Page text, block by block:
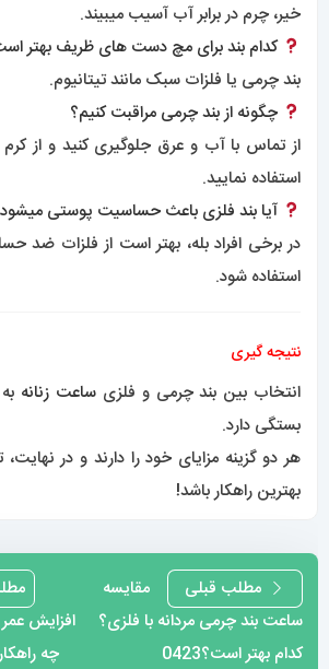
خیر، چرم در برابر آب آسیب میبیند.
کدام بند برای مچ دست های ظریف بهتر
بند چرمی یا فلزات سبک مانند تیتانیوم.
چگونه از بند چرمی مراقبت کنیم؟
از تماس با آب و عرق جلوگیری کنید و از
استفاده نمایید.
آیا بند فلزی باعث حساسیت پوستی
در برخی افراد بله، بهتر است از فلزات ضد
استفاده شود.
نتیجه گیری
انتخاب بین بند چرمی و فلزی ساعت زنانه
بستگی دارد.
هر دو گزینه مزایای خود را دارند و در
بهترین راهکار باشد!
راهبری
نوشته
مطلب قبلی
مقایسه
ساعت بند چرمی مردانه با فلزی؟
کدام بهتر است؟0423
افزایش
چه